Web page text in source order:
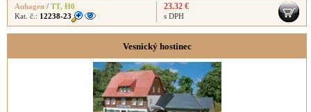
Auhagen / TT, H0
Kat. č.: 12238-23
23.32 €
s DPH
Vesnický hostinec